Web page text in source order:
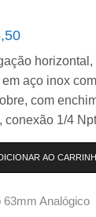
O
atual
é:
R$ 126,50.
aço inox
com
conexão 1/4
AO
63mm Analógico